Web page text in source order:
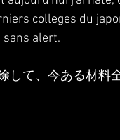
colleges du
sans alert.
して、今ある材料